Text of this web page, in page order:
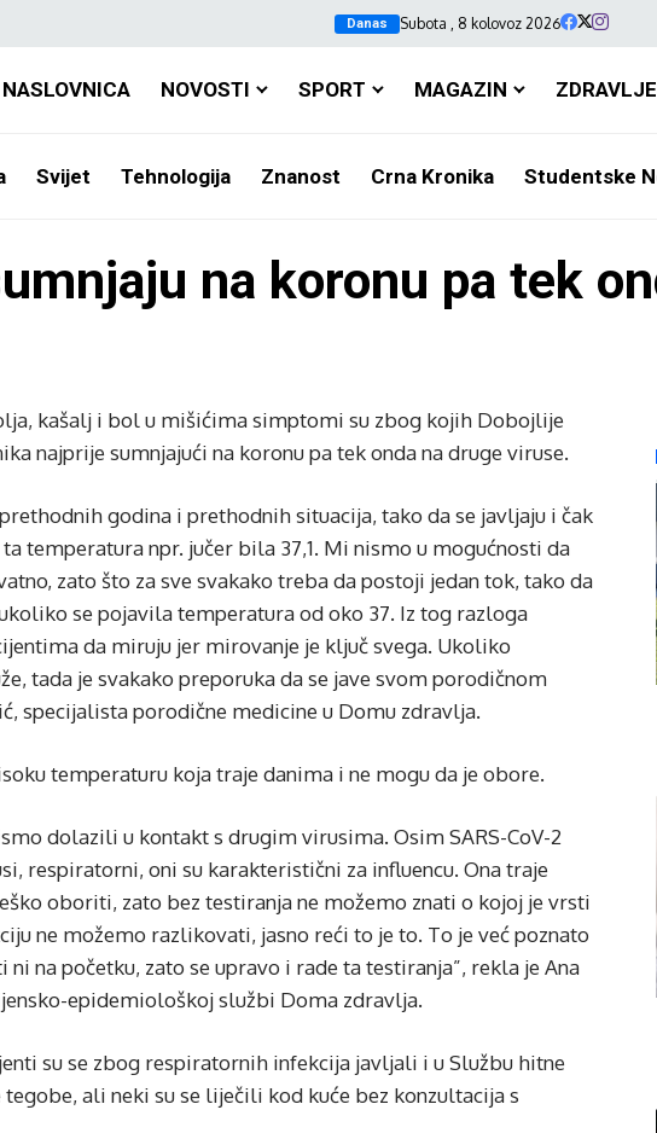
Danas Subota , 8 kolovoz 2026
NASLOVNICA NOVOSTI SPORT MAGAZIN ZDRAVLJE
Svijet Tehnologija Znanost Crna Kronika Studentske
na koronu pa tek
kašalj i bol u mišićima simptomi su zbog kojih Dobojlije
najprije sumnjajući na koronu pa tek onda na druge viruse.
godina i prethodnih situacija, tako da se javljaju i čak
temperatura npr. jučer bila 37,1. Mi nismo u mogućnosti da
zato što za sve svakako treba da postoji jedan tok, tako da
se pojavila temperatura od oko 37. Iz tog razloga
da miruju jer mirovanje je ključ svega. Ukoliko
tada je svakako preporuka da se jave svom porodičnom
specijalista porodične medicine u Domu zdravlja.
temperaturu koja traje danima i ne mogu da je obore.
dolazili u kontakt s drugim virusima. Osim SARS-CoV-2
respiratorni, oni su karakteristični za influencu. Ona traje
oboriti, zato bez testiranja ne možemo znati o kojoj je vrsti
ne možemo razlikovati, jasno reći to je to. To je već poznato
na početku, zato se upravo i rade ta testiranja”, rekla je Ana
epidemiološkoj službi Doma zdravlja.
su se zbog respiratornih infekcija javljali i u Službu hitne
ali neki su se liječili kod kuće bez konzultacija s